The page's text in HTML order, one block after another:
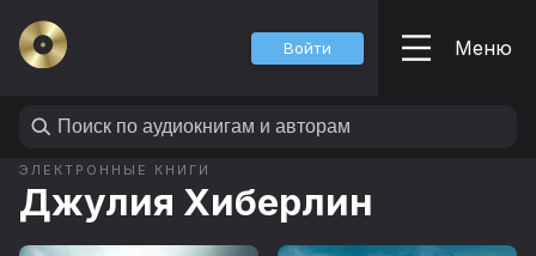
Войти Меню
ЭЛЕКТРОННЫЕ КНИГИ
Джулия Хиберлин